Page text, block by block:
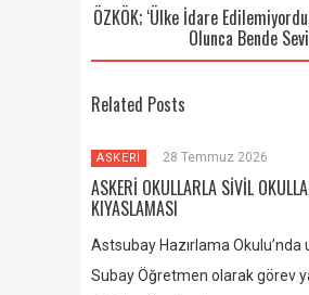
ÖZKÖK; ‘Ülke İdare
Olunca Bende
Related Posts
ASKERİ 28 Temmuz 2026
ASKERİ OKULLARLA SİVİL
KIYASLAMASI
Astsubay Hazırlama Okulu’nda
Subay Öğretmen olarak görev